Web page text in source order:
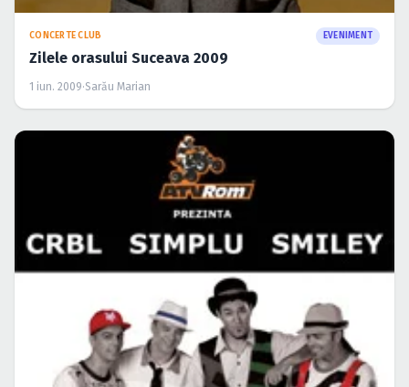
CONCERTE CLUB EVENIMENT
Zilele orasului Suceava 2009
1 iun. 2009·Sarău Marian